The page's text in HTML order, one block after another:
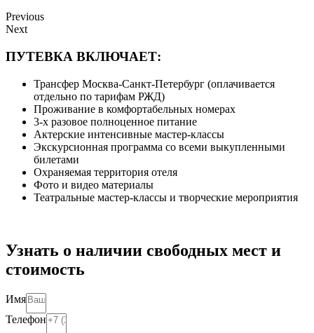
Previous
Next
ПУТЕВКА ВКЛЮЧАЕТ:
Трансфер Москва-Санкт-Петербург (оплачивается
отдельно по тарифам РЖД)
Проживание в комфортабельных номерах
3-х разовое полноценное питание
Актерские интенсивные мастер-классы
Экскурсионная программа со всеми выкупленными
билетами
Охраняемая территория отеля
Фото и видео материалы
Театральные мастер-классы и творческие мероприятия
Узнать о наличии свободных мест и
стоимость
Имя
Телефон